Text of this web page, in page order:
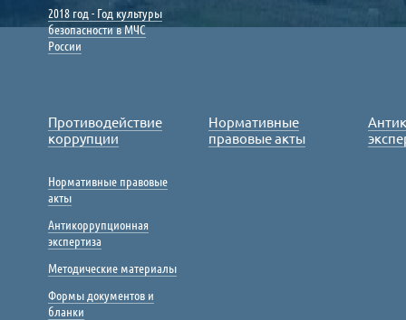
2018 год - Год культуры
безопасности в МЧС
России
Противодействие
коррупции
Нормативные правовые
акты
Антикоррупционная
экспертиза
Методические материалы
Формы документов и
бланки
Нормативные
правовые акты